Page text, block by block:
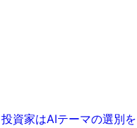
資家はAIテーマの選別を